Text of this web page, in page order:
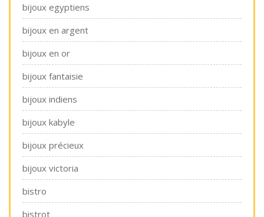
bijoux egyptiens
bijoux en argent
bijoux en or
bijoux fantaisie
bijoux indiens
bijoux kabyle
bijoux précieux
bijoux victoria
bistro
bistrot